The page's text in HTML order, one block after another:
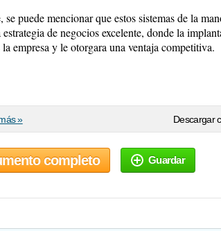
se puede mencionar que estos sistemas de la
de negocios excelente, donde la
empresa y le otorgara una ventaja competitiva.
Descargar
»
completo Guardar